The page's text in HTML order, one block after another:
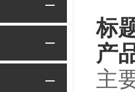
标
产
主